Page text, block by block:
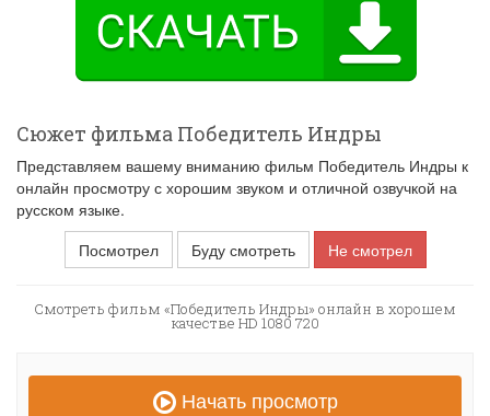
Сюжет фильма Победитель Индры
Представляем вашему вниманию фильм Победитель Индры к
онлайн просмотру с хорошим звуком и отличной озвучкой на
русском языке.
Посмотрел
Буду смотреть Не смотрел
Смотреть фильм «Победитель Индры» онлайн в хорошем
качестве HD 1080 720
Начать просмотр